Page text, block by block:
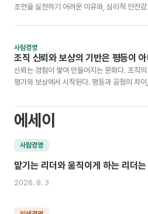
조언을 실천하기 어려운 이유와, 심리적 안전
사람경영
조직 신뢰와 보상의 기반은 평등이
신뢰는 경험이 쌓여 만들어지는 문화다. 조직
평가와 보상에서 시작된다. 평등과 공정의 차
에세이
사람경영
맡기는 리더와 움직이게 하는 리더
2026. 8. 3